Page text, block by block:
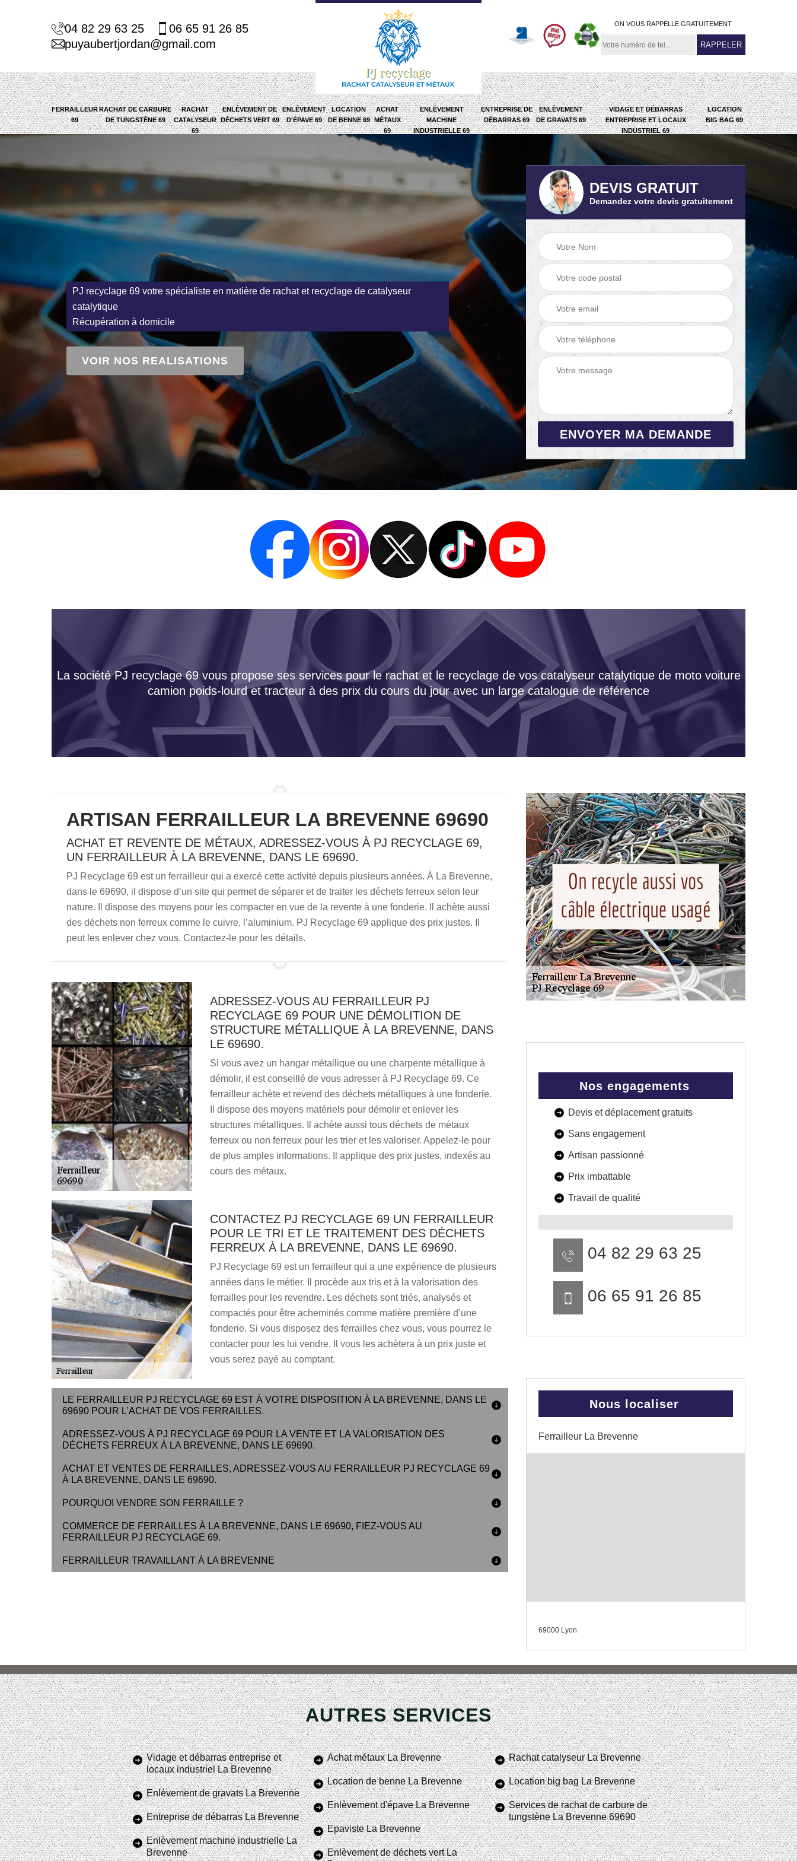
04 82 29 63 25
06 65 91 26 85
puyaubertjordan@gmail.com
ON VOUS RAPPELLE GRATUITEMENT
FERRAILLEUR
69
RACHAT DE CARBURE
DE TUNGSTÈNE 69
RACHAT
CATALYSEUR
69
ENLÈVEMENT DE
DÉCHETS VERT 69
ENLÈVEMENT
D'ÉPAVE 69
LOCATION
DE BENNE 69
ACHAT
MÉTAUX
69
ENLÈVEMENT
MACHINE
INDUSTRIELLE 69
ENTREPRISE DE
DÉBARRAS 69
ENLÈVEMENT
DE GRAVATS 69
VIDAGE ET DÉBARRAS
ENTREPRISE ET LOCAUX
INDUSTRIEL 69
LOCATION
BIG BAG 69
PJ recyclage 69 votre spécialiste en matière de rachat et recyclage de catalyseur
catalytique
Récupération à domicile
VOIR NOS REALISATIONS
DEVIS GRATUIT
Demandez votre devis gratuitement
La société PJ recyclage 69 vous propose ses services pour le rachat et le recyclage de vos catalyseur catalytique de moto voiture
camion poids-lourd et tracteur à des prix du cours du jour avec un large catalogue de référence
ARTISAN FERRAILLEUR LA BREVENNE 69690
ACHAT ET REVENTE DE MÉTAUX, ADRESSEZ-VOUS À PJ RECYCLAGE 69,
UN FERRAILLEUR À LA BREVENNE, DANS LE 69690.
PJ Recyclage 69 est un ferrailleur qui a exercé cette activité depuis plusieurs années. À La Brevenne,
dans le 69690, il dispose d’un site qui permet de séparer et de traiter les déchets ferreux selon leur
nature. Il dispose des moyens pour les compacter en vue de la revente à une fonderie. Il achète aussi
des déchets non ferreux comme le cuivre, l’aluminium. PJ Recyclage 69 applique des prix justes. Il
peut les enlever chez vous. Contactez-le pour les détails.
ADRESSEZ-VOUS AU FERRAILLEUR PJ
RECYCLAGE 69 POUR UNE DÉMOLITION DE
STRUCTURE MÉTALLIQUE À LA BREVENNE, DANS
LE 69690.
Si vous avez un hangar métallique ou une charpente métallique à
démolir, il est conseillé de vous adresser à PJ Recyclage 69. Ce
ferrailleur achète et revend des déchets métalliques à une fonderie.
Il dispose des moyens matériels pour démolir et enlever les
structures métalliques. Il achète aussi tous déchets de métaux
ferreux ou non ferreux pour les trier et les valoriser. Appelez-le pour
de plus amples informations. Il applique des prix justes, indexés au
cours des métaux.
CONTACTEZ PJ RECYCLAGE 69 UN FERRAILLEUR
POUR LE TRI ET LE TRAITEMENT DES DÉCHETS
FERREUX À LA BREVENNE, DANS LE 69690.
PJ Recyclage 69 est un ferrailleur qui a une expérience de plusieurs
années dans le métier. Il procède aux tris et à la valorisation des
ferrailles pour les revendre. Les déchets sont triés, analysés et
compactés pour être acheminés comme matière première d’une
fonderie. Si vous disposez des ferrailles chez vous, vous pourrez le
contacter pour les lui vendre. Il vous les achètera à un prix juste et
vous serez payé au comptant.
LE FERRAILLEUR PJ RECYCLAGE 69 EST À VOTRE DISPOSITION À LA BREVENNE, DANS LE
69690 POUR L’ACHAT DE VOS FERRAILLES.
ADRESSEZ-VOUS À PJ RECYCLAGE 69 POUR LA VENTE ET LA VALORISATION DES
DÉCHETS FERREUX À LA BREVENNE, DANS LE 69690.
ACHAT ET VENTES DE FERRAILLES, ADRESSEZ-VOUS AU FERRAILLEUR PJ RECYCLAGE 69
À LA BREVENNE, DANS LE 69690.
POURQUOI VENDRE SON FERRAILLE ?
COMMERCE DE FERRAILLES À LA BREVENNE, DANS LE 69690, FIEZ-VOUS AU
FERRAILLEUR PJ RECYCLAGE 69.
FERRAILLEUR TRAVAILLANT À LA BREVENNE
Nos engagements
Devis et déplacement gratuits
Sans engagement
Artisan passionné
Prix imbattable
Travail de qualité
04 82 29 63 25
06 65 91 26 85
Nous localiser
Ferrailleur La Brevenne
69000 Lyon
AUTRES SERVICES
Vidage et débarras entreprise et
locaux industriel La Brevenne
Enlèvement de gravats La Brevenne
Entreprise de débarras La Brevenne
Enlèvement machine industrielle La
Brevenne
Achat métaux La Brevenne
Location de benne La Brevenne
Enlèvement d'épave La Brevenne
Epaviste La Brevenne
Enlèvement de déchets vert La
Rachat catalyseur La Brevenne
Location big bag La Brevenne
Services de rachat de carbure de
tungstène La Brevenne 69690